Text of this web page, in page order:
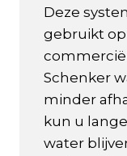
Deze
gebruikt
Schenker
minder
kun u
water